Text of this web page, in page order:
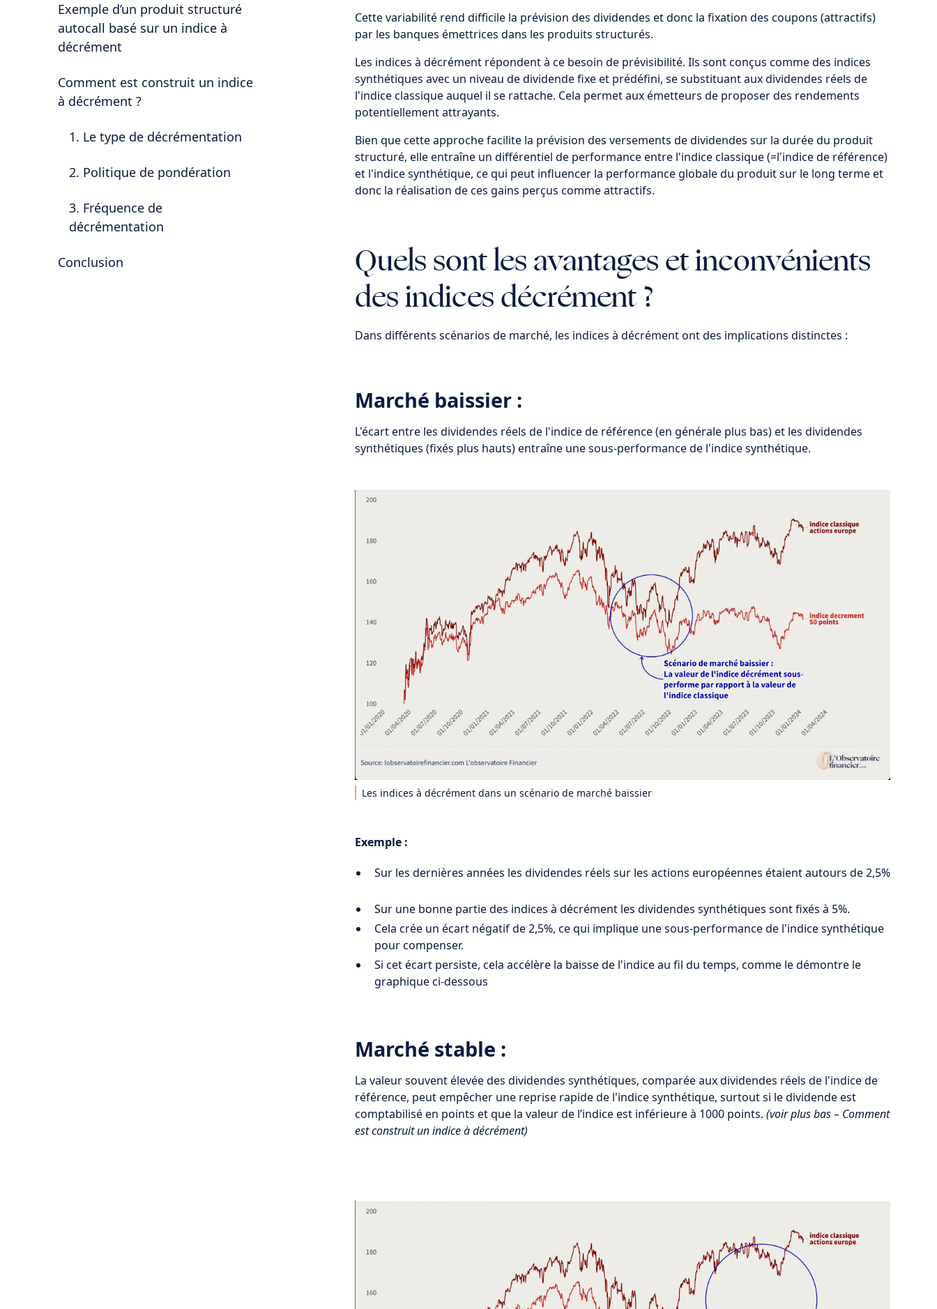
Exemple d’un produit structuré
autocall basé sur un indice à
décrément
Comment est construit un indice
à décrément ?
1. Le type de décrémentation
2. Politique de pondération
3. Fréquence de
décrémentation
Conclusion
Cette variabilité rend difficile la prévision des dividendes et donc la fixation des coupons (attractifs)
par les banques émettrices dans les produits structurés.
Les indices à décrément répondent à ce besoin de prévisibilité. Ils sont conçus comme des indices
synthétiques avec un niveau de dividende fixe et prédéfini, se substituant aux dividendes réels de
l'indice classique auquel il se rattache. Cela permet aux émetteurs de proposer des rendements
potentiellement attrayants.
Bien que cette approche facilite la prévision des versements de dividendes sur la durée du produit
structuré, elle entraîne un différentiel de performance entre l'indice classique (=l'indice de référence)
et l'indice synthétique, ce qui peut influencer la performance globale du produit sur le long terme et
donc la réalisation de ces gains perçus comme attractifs.
Quels sont les avantages et inconvénients
des indices décrément ?
Dans différents scénarios de marché, les indices à décrément ont des implications distinctes :
Marché baissier :
L'écart entre les dividendes réels de l'indice de référence (en générale plus bas) et les dividendes
synthétiques (fixés plus hauts) entraîne une sous-performance de l'indice synthétique.
Les indices à décrément dans un scénario de marché baissier
Exemple :
Sur les dernières années les dividendes réels sur les actions européennes étaient autours de 2,5%
Sur une bonne partie des indices à décrément les dividendes synthétiques sont fixés à 5%.
Cela crée un écart négatif de 2,5%, ce qui implique une sous-performance de l'indice synthétique
pour compenser.
Si cet écart persiste, cela accélère la baisse de l'indice au fil du temps, comme le démontre le
graphique ci-dessous
Marché stable :
La valeur souvent élevée des dividendes synthétiques, comparée aux dividendes réels de l'indice de
référence, peut empêcher une reprise rapide de l'indice synthétique, surtout si le dividende est
comptabilisé en points et que la valeur de l’indice est inférieure à 1000 points. (voir plus bas – Comment
est construit un indice à décrément)